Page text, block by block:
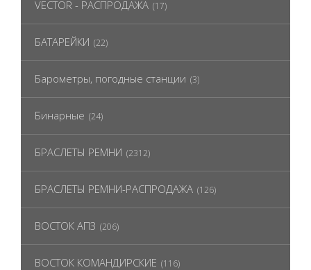
VECTOR - РАСПРОДАЖА (17)
БАТАРЕЙКИ (22)
Барометры, погодные станции (3)
Бинарные (24)
БРАСЛЕТЫ РЕМНИ (2312)
БРАСЛЕТЫ РЕМНИ-РАСПРОДАЖА (126)
ВОСТОК АПЗ (206)
ВОСТОК КОМАНДИРСКИЕ (116)